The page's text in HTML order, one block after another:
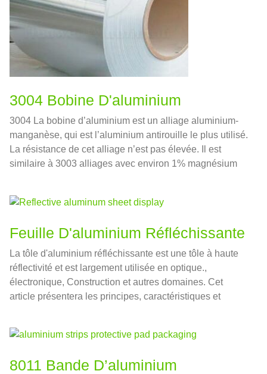
3004 Bobine D'aluminium
3004 La bobine d’aluminium est un alliage aluminium-
manganèse, qui est l’aluminium antirouille le plus utilisé.
La résistance de cet alliage n’est pas élevée. Il est
similaire à 3003 alliages avec environ 1% magnésium
Feuille D'aluminium Réfléchissante
La tôle d'aluminium réfléchissante est une tôle à haute
réflectivité et est largement utilisée en optique.,
électronique, Construction et autres domaines. Cet
article présentera les principes, caractéristiques et
8011 Bande D’aluminium